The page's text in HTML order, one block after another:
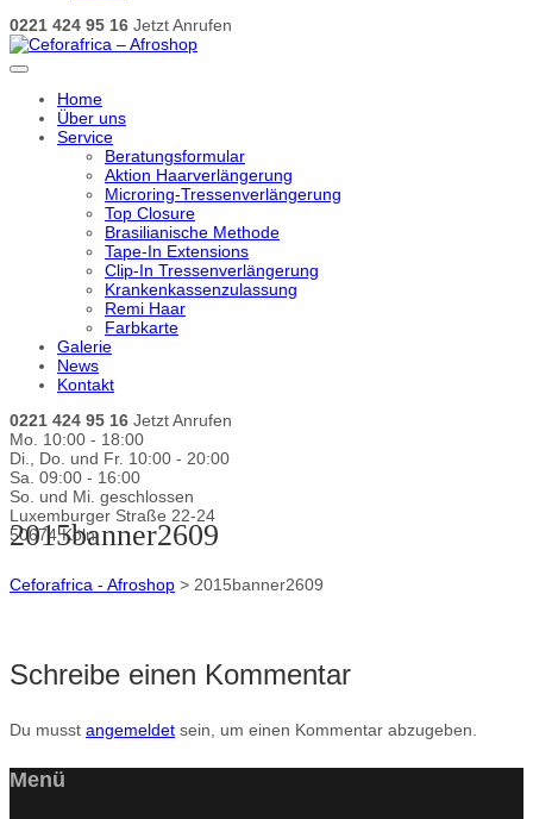
0221 424 95 16 Jetzt Anrufen
Home
Über uns
Service
Beratungsformular
Aktion Haarverlängerung
Microring-Tressenverlängerung
Top Closure
Brasilianische Methode
Tape-In Extensions
Clip-In Tressenverlängerung
Krankenkassenzulassung
Remi Haar
Farbkarte
Galerie
News
Kontakt
0221 424 95 16 Jetzt Anrufen
Mo. 10:00 - 18:00
Di., Do. und Fr. 10:00 - 20:00
Sa. 09:00 - 16:00
So. und Mi. geschlossen
Luxemburger Straße 22-24
50674 Köln
2015banner2609
Ceforafrica - Afroshop > 2015banner2609
Schreibe einen Kommentar
Du musst angemeldet sein, um einen Kommentar abzugeben.
Menü